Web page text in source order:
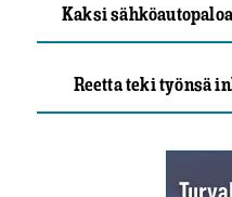
Kaksi
Reetta teki työnsä